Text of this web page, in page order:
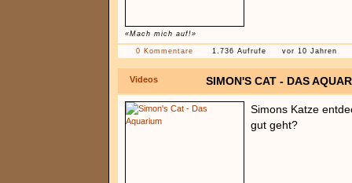
«Mach mich auf!»
0 Kommentare 1.736 Aufrufe vor 10 Jahren
Videos SIMON'S CAT - DAS
Simons Katze
gut geht?